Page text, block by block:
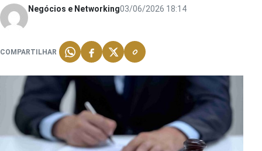
Negócios e Networking03/06/2026 18:14
COMPARTILHAR